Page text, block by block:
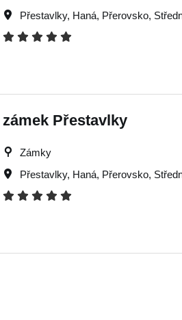
Přestavlky, Haná, Přerovsko,
zámek Přestavlky
Zámky
Přestavlky, Haná, Přerovsko,